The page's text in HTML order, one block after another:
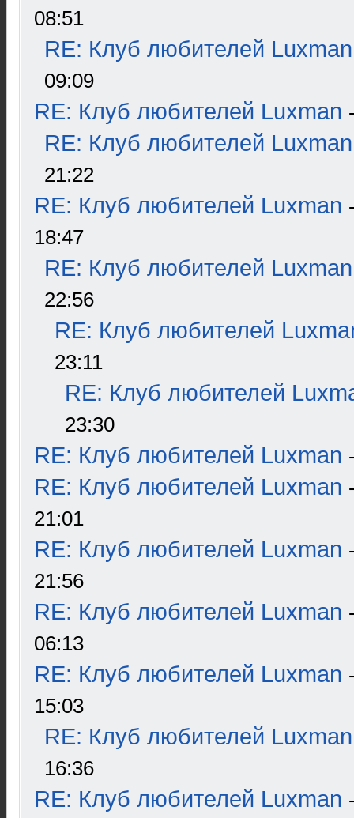
08:51
RE: Клуб любителей Luxman
09:09
RE: Клуб любителей Luxman
RE: Клуб любителей Luxman
21:22
RE: Клуб любителей Luxman
18:47
RE: Клуб любителей Luxman
22:56
RE: Клуб любителей
23:11
RE: Клуб любителей
23:30
RE: Клуб любителей Luxman
RE: Клуб любителей Luxman
21:01
RE: Клуб любителей Luxman
21:56
RE: Клуб любителей Luxman
06:13
RE: Клуб любителей Luxman
15:03
RE: Клуб любителей Luxman
16:36
RE: Клуб любителей Luxman